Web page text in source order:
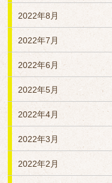
2022年8月
2022年7月
2022年6月
2022年5月
2022年4月
2022年3月
2022年2月